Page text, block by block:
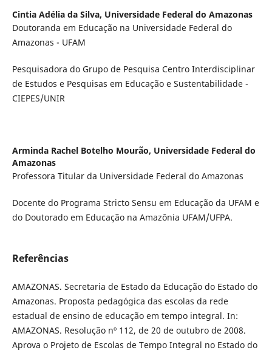
Cintia Adélia da Silva, Universidade Federal do Amazonas
Doutoranda em Educação na Universidade Federal do
Amazonas - UFAM
Pesquisadora do Grupo de Pesquisa Centro Interdisciplinar
de Estudos e Pesquisas em Educação e Sustentabilidade -
CIEPES/UNIR
Arminda Rachel Botelho Mourão, Universidade Federal do
Amazonas
Professora Titular da Universidade Federal do Amazonas
Docente do Programa Stricto Sensu em Educação da UFAM e
do Doutorado em Educação na Amazônia UFAM/UFPA.
Referências
AMAZONAS. Secretaria de Estado da Educação do Estado do
Amazonas. Proposta pedagógica das escolas da rede
estadual de ensino de educação em tempo integral. In:
AMAZONAS. Resolução nº 112, de 20 de outubro de 2008.
Aprova o Projeto de Escolas de Tempo Integral no Estado do